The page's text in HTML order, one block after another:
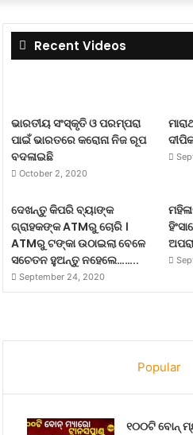
Recent Videos
ଭାରତୀୟ ସଂସ୍କୃତି ଓ ପରମ୍ପରା
ପାଇଁ ଭାରତରେ କରୋନା ନିଜ ରୂପ
ବଦଳାଇଛି
October 2, 2020
ଦେଖନ୍ତୁ କିପରି ବ୍ୟାଙ୍କ
ଗ୍ରାହକଙ୍କ ATMରୁ ଚୋରି ।
ATMରୁ ଟଙ୍କା ଉଠାଇଲା ବେଳେ
ସଚେତନ ହୁଅନ୍ତୁ ନହେଲେ……..
September 24, 2020
Popular
୧୦୦ଟି ବୋନ୍